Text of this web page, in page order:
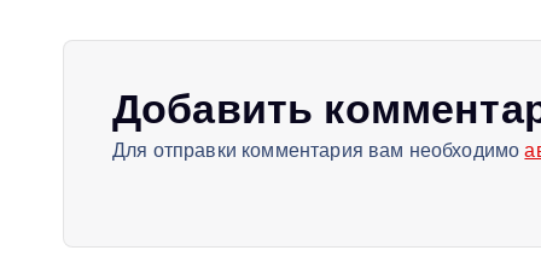
Добавить
Для отправки комментария вам необходимо